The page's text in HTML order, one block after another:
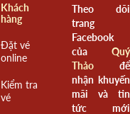
Khách
hàng
Đặt vé
online
Kiểm tra
vé
Theo dõi
trang
Facebook
của Quý
Thảođể
nhận khuyến
mãi và tin
tức mới